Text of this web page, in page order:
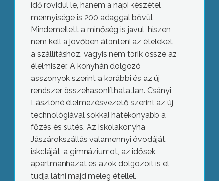
idő rövidül le, hanem a napi készétel
mennyisége is 200 adaggal bővül.
Mindemellett a minőség is javul, hiszen
nem kell a jövőben átönteni az ételeket
a szállításhoz, vagyis nem törik össze az
élelmiszer. A konyhán dolgozó
asszonyok szerint a korábbi és az új
rendszer összehasonlíthatatlan. Csányi
Lászlóné élelmezésvezető szerint az új
technológiával sokkal hatékonyabb a
főzés és sütés. Az iskolakonyha
Jászárokszállás valamennyi óvodáját,
iskoláját, a gimnáziumot, az idősek
apartmanházát és azok dolgozóit is el
tudja látni majd meleg étellel.
Fogászati centrum